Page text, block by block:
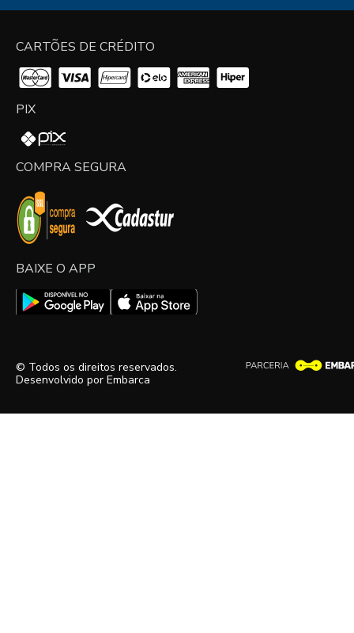
CARTÕES DE CRÉDITO
PIX
COMPRA SEGURA
BAIXE O APP
© Todos os direitos reservados.
Desenvolvido por Embarca